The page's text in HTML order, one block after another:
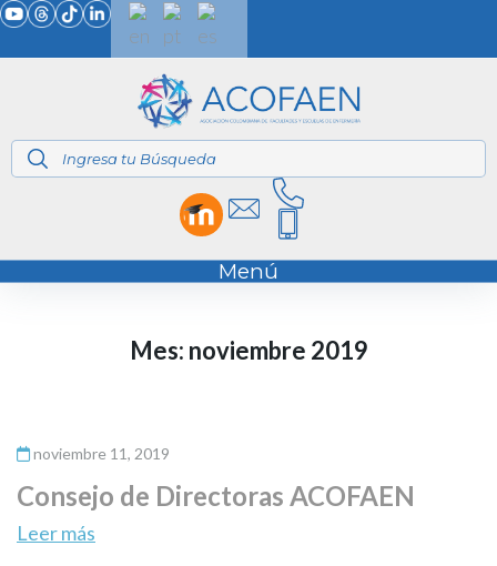
Menú
Mes: noviembre 2019
noviembre 11, 2019
Consejo de Directoras ACOFAEN
Leer más